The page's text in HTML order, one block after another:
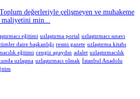
değerleriyle çelişmeyen ve muhakeme
min...
eğitimi uzlaştırma portal uzlaştırmacı sınavı
daire başkanlığı resmi gazete uzlaştırma kitabı
eğitimi cengiz apaydın adalet uzlaştırmacılık
uzlaşma uzlaştırmacı olmak İstanbul Anadolu